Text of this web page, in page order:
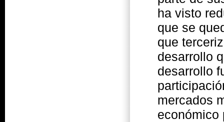
ha visto
que se
que
desarrollo
desarrollo
mercados
económico